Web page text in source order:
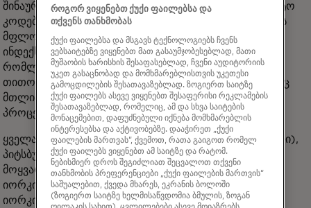
შინაური ცხოველების მოყვარულთა ინდექსი - საფოსტო
კოდების იდენტიფიცირებისთვის შინაური ცხოველების
მფლობელების ყველაზე დიდი კონცენტრაციით. ეს
ინდექსი აერთიანებდა Mastercard-ის მონაცემებს,
რომლებიც მოიცავდა შინაური ცხოველების ხარჯებს
თითო ოჯახზე, შინაური ცხოველების ხარჯებს, როგორც
მთლიანი ხარჯების წილს და ბარათების პროცენტულ
პროცენტს საფოსტო კოდში, რომელსაც
ყველა ამ სტატისტიკის გათვალისწინებით (დრამროლი),
პიტსბურგი იყო საუკეთესო ძაღლი ცხოველების
მოყვარულთა ინდექსში, რასაც მოჰყვა ჰამბურგი, ნიუ
იორკი; ლუისვილი, კენტუკი; სარატოგა სპრინგსი, ნიუ
იორკი; ვენტურა, კალიფორნია; და სანტა ფე, ნიუ —
როგორ ვიყენებთ ქუქი ფაილებსა და
თქვენს თანხმობას
ქუქი ფაილებსა და მსგავს ტექნოლოგიებს ჩვენს
ვებსაიტებზე ვიყენებთ მათ გასაუმჯობესებლად, მათი
მუშაობის ხარისხის შესაფასებლად, ჩვენი აუდიტორიის
უკეთ გასაცნობად და მომხმარებლისთვის უკეთესი
გამოცდილების შესათავაზებლად. ზოგიერთ საიტზე
ქუქი ფაილებს ასევე ვიყენებთ შესაფერისი რეკლამების
შესათავაზებლად, რომელიც, ამ და სხვა საიტების
მონაცემებით, დაფუძნებული იქნება მომხმარებლის
ინტერესებსა და აქტივობებზე. დააჭირეთ „ქუქი
ფაილების მართვას“, ქვემოთ, რათა გაიგოთ რომელ
ქუქი ფაილებს ვიყენებთ ამ საიტზე და რატომ.
ნებისმიერ დროს შეგიძლიათ შეცვალოთ თქვენი
თანხმობის პრეფერენციები „ქუქი ფაილების მართვის“
საშუალებით, ქვედა მხარეს, ეკრანის ბოლოში
(ზოგიერთ საიტზე ხელმისაწვდომია ბმულის, ზოგან